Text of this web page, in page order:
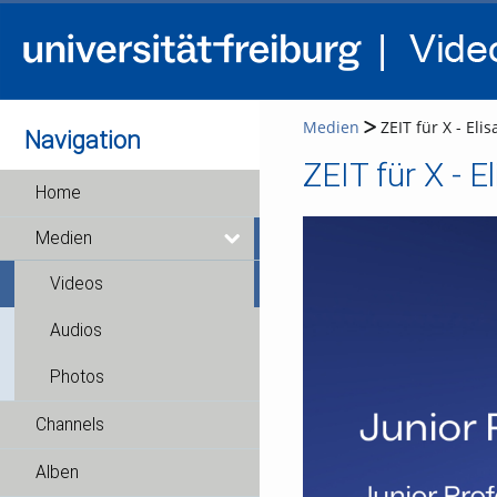
Navigation
Home
Medien
Videos
Audios
Photos
Channels
Alben
Medien ZEIT für X -
ZEIT für X -